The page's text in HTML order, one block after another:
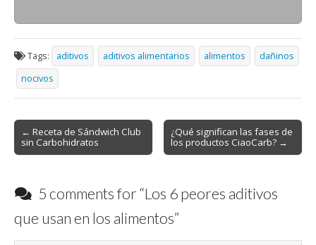
Tags: aditivos aditivos alimentarios alimentos
dañinos
nocivos
Post
navigation
← Receta de Sándwich Club
sin Carbohidratos
¿Qué significan las fases de
los productos CiaoCarb? →
5 comments for “Los 6 peores aditivos
que usan en los alimentos”